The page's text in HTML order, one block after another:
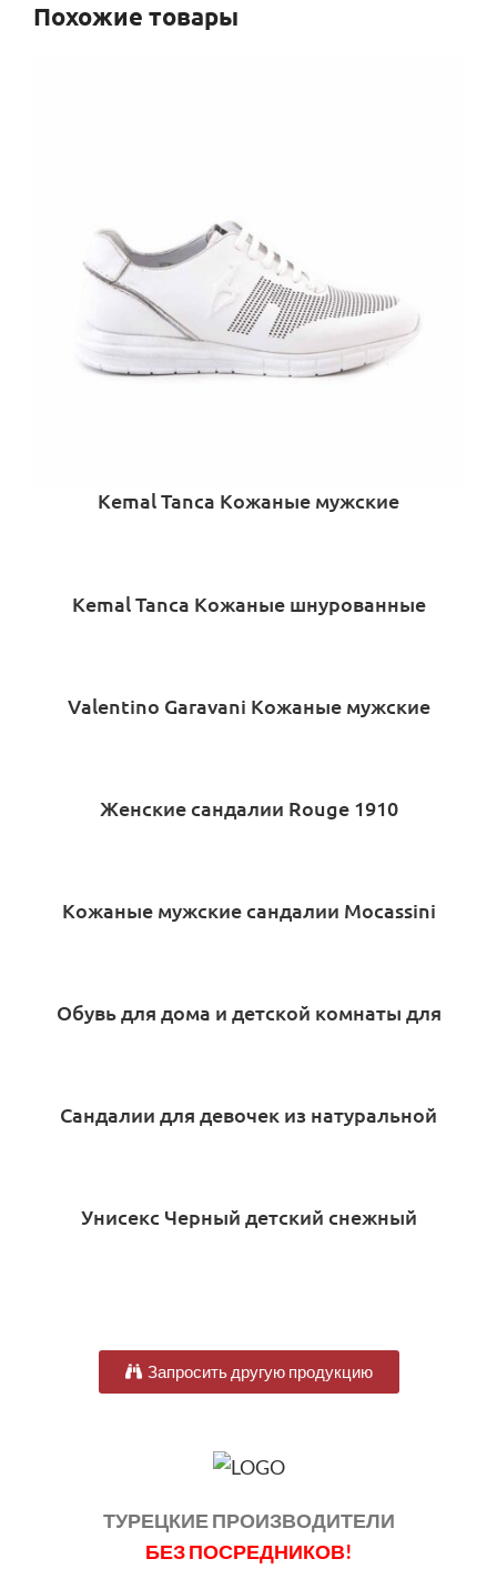
Похожие товары
Kemal Tanca Кожаные мужские
Kemal Tanca Кожаные шнурованные
Valentino Garavani Кожаные мужские
Женские сандалии Rouge 1910
Кожаные мужские сандалии Mocassini
Обувь для дома и детской комнаты для
Сандалии для девочек из натуральной
Унисекс Черный детский снежный
Запросить другую продукцию
ТУРЕЦКИЕ ПРОИЗВОДИТЕЛИ
БЕЗ ПОСРЕДНИКОВ!